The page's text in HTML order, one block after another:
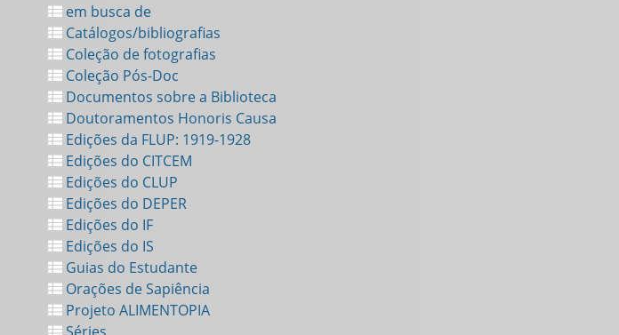
em busca de
Catálogos/bibliografias
Coleção de fotografias
Coleção Pós-Doc
Documentos sobre a Biblioteca
Doutoramentos Honoris Causa
Edições da FLUP: 1919-1928
Edições do CITCEM
Edições do CLUP
Edições do DEPER
Edições do IF
Edições do IS
Guias do Estudante
Orações de Sapiência
Projeto ALIMENTOPIA